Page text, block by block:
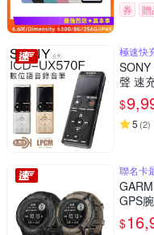
券 贈
極速快
聲 速
$
5 (2)
聯名卡
GPS
$